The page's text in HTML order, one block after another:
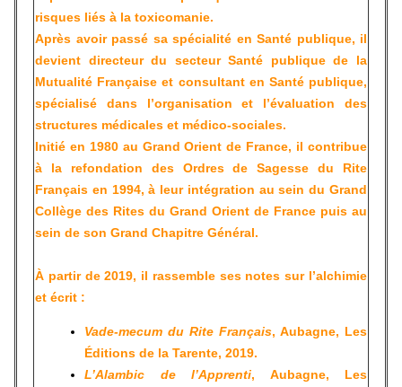
risques liés à la toxicomanie.
Après avoir passé sa spécialité en Santé publique, il
devient directeur du secteur Santé publique de la
Mutualité Française et consultant en Santé publique,
spécialisé dans l’organisation et l’évaluation des
structures médicales et médico-sociales.
Initié en 1980 au Grand Orient de France, il contribue
à la refondation des Ordres de Sagesse du Rite
Français en 1994, à leur intégration au sein du Grand
Collège des Rites du Grand Orient de France puis au
sein de son Grand Chapitre Général.
À partir de 2019, il rassemble ses notes sur l’alchimie
et écrit :
Vade-mecum du Rite Français, Aubagne, Les
Éditions de la Tarente, 2019.
L’Alambic de l’Apprenti, Aubagne, Les